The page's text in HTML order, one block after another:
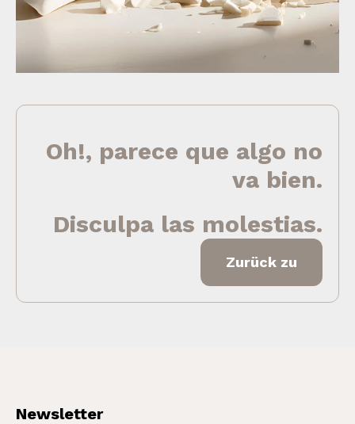
Oh!, parece que algo no
va bien.
Disculpa las molestias.
Zurück zu
Newsletter